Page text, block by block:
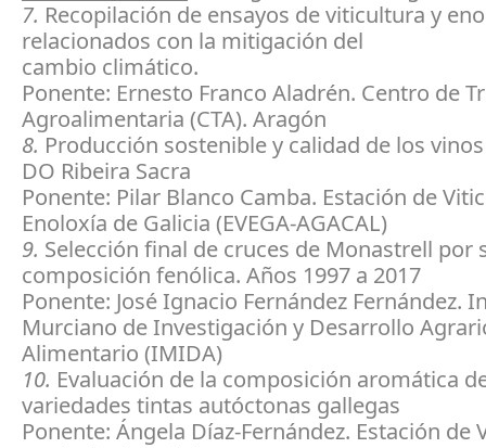
7. Recopilación de ensayos de viticultura y
relacionados con la mitigación del
cambio climático.
Ponente: Ernesto Franco Aladrén. Centro de
Agroalimentaria (CTA). Aragón
8. Producción sostenible y calidad de los
DO Ribeira Sacra
Ponente: Pilar Blanco Camba. Estación de
Enoloxía de Galicia (EVEGA-AGACAL)
9. Selección final de cruces de Monastrell por
composición fenólica. Años 1997 a 2017
Ponente: José Ignacio Fernández Fernández.
Murciano de Investigación y Desarrollo
Alimentario (IMIDA)
10. Evaluación de la composición aromática
variedades tintas autóctonas gallegas
Ponente: Ángela Díaz-Fernández. Estación de